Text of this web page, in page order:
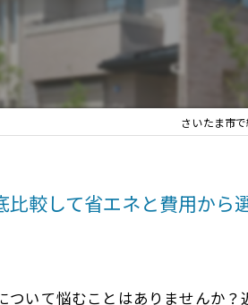
さいたま市
比較して省エネと費用から
ついて悩むことはありませんか